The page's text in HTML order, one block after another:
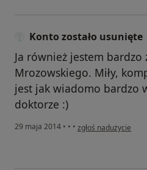
Konto zostało usunięte
Ja również jestem bardzo
Mrozowskiego. Miły,
jest jak wiadomo bardzo
doktorze :)
29 maja 2014 • • • w opinii użytkownika
zgłoś nadużycie